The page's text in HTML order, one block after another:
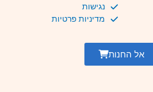
נגישות
מדיניות פרטיות
אל החנות